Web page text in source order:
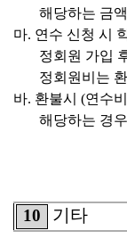
해당하는 금
마. 연수 신청 시
정회원 가입
정회원비는
바. 환불시 (연수비
해당하는 경우
10 기타